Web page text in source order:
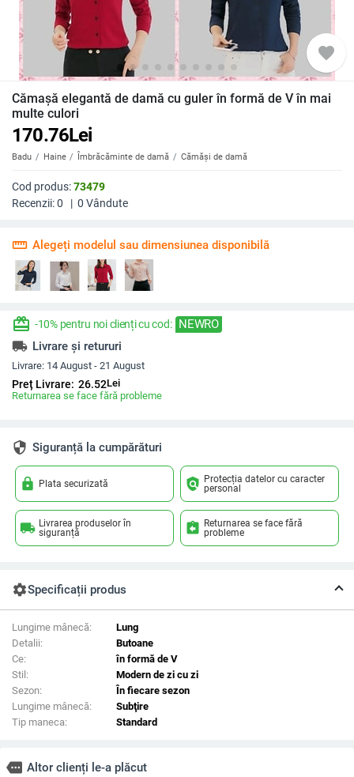
favorite
Cămașă elegantă de damă cu guler în formă de V în mai
multe culori
170.76Lei
Badu Haine Îmbrăcăminte de damă Cămăși de damă
Cod produs:73479
Recenzii:0 | 0 Vândute
straighten Alegeți modelul sau dimensiunea disponibilă
redeem -10% pentru noi clienți cu cod: NEWRO
local_shipping Livrare și retururi
Livrare: 14 August - 21 August
Preț Livrare: 26.52Lei
Returnarea se face fără probleme
security Siguranță la cumpărături
lock Plata securizată policy Protecția datelor cu caracter
personal
local_shipping Livrarea produselor în
siguranță
assignment_return Returnarea se face fără
probleme
settingsSpecificații produs
Lungime mânecă:
Lung
Detalii:
Butoane
Ce:
în formă de V
Stil:
Modern de zi cu zi
Sezon:
În fiecare sezon
Lungime mânecă:
Subţire
Tip maneca:
Standard
more Altor clienți le-a plăcut